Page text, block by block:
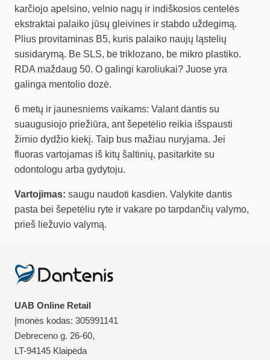
karčiojo apelsino, velnio nagų ir indiškosios centelės
ekstraktai palaiko jūsų gleivines ir stabdo uždegimą.
Plius provitaminas B5, kuris palaiko naujų ląstelių
susidarymą. Be SLS, be triklozano, be mikro plastiko.
RDA maždaug 50. O galingi karoliukai? Juose yra
galinga mentolio dozė.
6 metų ir jaunesniems vaikams: Valant dantis su
suaugusiojo priežiūra, ant šepetėlio reikia išspausti
žirnio dydžio kiekį. Taip bus mažiau nuryjama. Jei
fluoras vartojamas iš kitų šaltinių, pasitarkite su
odontologu arba gydytoju.
Vartojimas: saugu naudoti kasdien. Valykite dantis
pasta bei šepetėliu ryte ir vakare po tarpdančių valymo,
prieš liežuvio valymą.
UAB Online Retail
Įmonės kodas: 305991141
Debreceno g. 26-60,
LT-94145 Klaipėda